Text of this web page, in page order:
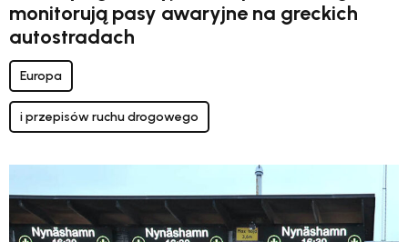
monitorują pasy awaryjne na greckich
autostradach
Europa
i przepisów ruchu drogowego